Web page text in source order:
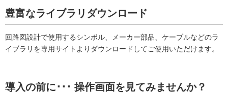
豊富なライブラリダウンロード
回路図設計で使用するシンボル、メーカー部品、ケーブルなどのラ
イブラリを専用サイトよりダウンロードしてご使用いただけます。
導入の前に･･･ 操作画面を見てみませんか？